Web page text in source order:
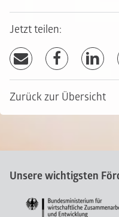
Jetzt teilen:
Zurück zur Übersicht
Unsere wichtigsten